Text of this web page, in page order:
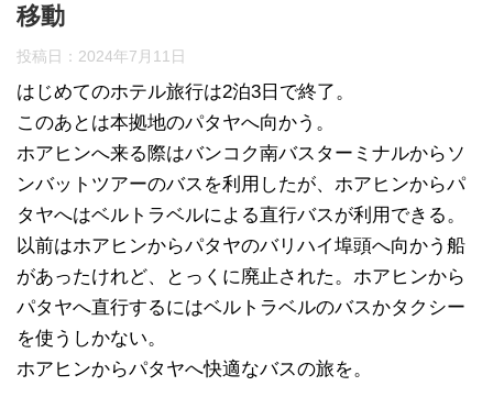
移動
投稿日： 2024年7月11日
はじめてのホテル旅行は2泊3日で終了。
このあとは本拠地のパタヤへ向かう。
ホアヒンへ来る際はバンコク南バスターミナルからソ
ンバットツアーのバスを利用したが、ホアヒンからパ
タヤへはベルトラベルによる直行バスが利用できる。
以前はホアヒンからパタヤのバリハイ埠頭へ向かう船
があったけれど、とっくに廃止された。ホアヒンから
パタヤへ直行するにはベルトラベルのバスかタクシー
を使うしかない。
ホアヒンからパタヤへ快適なバスの旅を。